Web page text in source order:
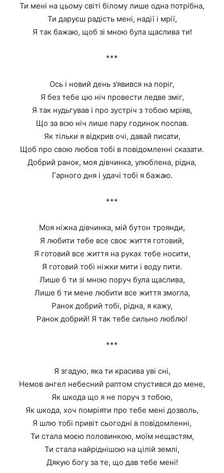
Ти мені на цьому світі білому лише одна потрібна,
Ти даруєш радість мені, надії і мрії,
Я так бажаю, щоб зі мною була щаслива ти!
***
Ось і новий день з’явився на поріг,
Я без тебе цю ніч провести ледве зміг,
Я так нудьгував і про зустріч з тобою мріяв,
Що за всю ніч лише пару годинок поспав.
Як тільки я відкрив очі, давай писати,
Щоб про свою любов тобі в повідомленні сказати.
Добрий ранок, моя дівчинка, улюблена, рідна,
Гарного дня і удачі тобі я бажаю.
***
Моя ніжна дівчинка, мій бутон троянди,
Я любити тебе все своє життя готовий,
Я готовий все життя на руках тебе носити,
Я готовий тобі ніжки мити і воду пити.
Лише б ти зі мною поруч була щаслива,
Лише б ти мене любити все життя змогла,
Ранок добрий тобі, рідна, я кажу,
Ранок добрий! Я так тебе сильно люблю!
***
Я згадую, яка ти красива уві сні,
Немов ангел небесний раптом спустився до мене,
Як шкода що я не поруч з тобою,
Як шкода, хоч помріяти про тебе мені дозволь,
Я шлю тобі привіт сьогодні в повідомленні,
Ти стала моєю половинкою, моїм нещастям,
Ти стала найріднішою на цілій землі,
Дякую богу за те, що дав тебе мені!